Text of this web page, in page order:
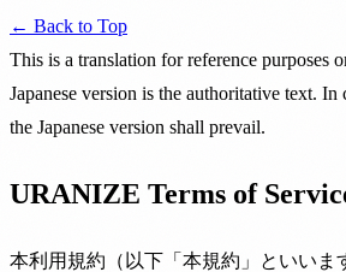
← Back to Top
This is a translation for reference purposes
Japanese version is the authoritative text. In
the Japanese version shall prevail.
URANIZE Terms of
本利用規約（以下「本規約」といいま